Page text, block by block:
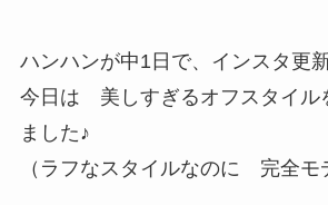
ハンハンが中1日で、インスタ更新
今日は 美しすぎるオフスタイル
ました♪
（ラフなスタイルなのに 完全モ